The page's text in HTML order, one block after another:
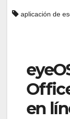
aplicación de
en